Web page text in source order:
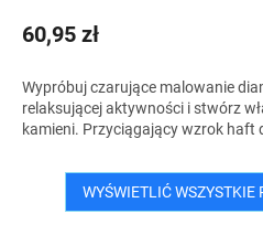
60,95 zł
Wypróbuj czarujące malowanie
relaksującej aktywności i stwórz
kamieni. Przyciągający wzrok haft
WYŚWIETLIĆ WSZYSTKIE